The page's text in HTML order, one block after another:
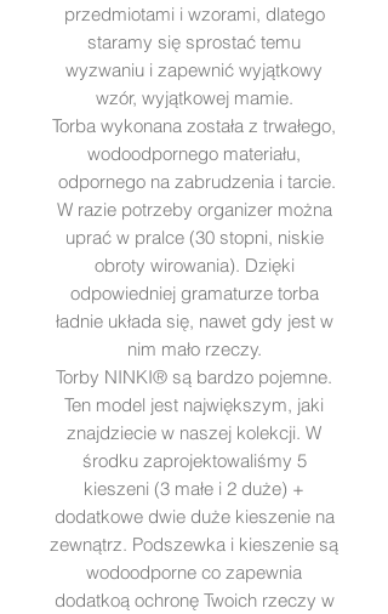
przedmiotami i wzorami, dlatego
staramy się sprostać temu
wyzwaniu i zapewnić wyjątkowy
wzór, wyjątkowej mamie.
Torba wykonana została z trwałego,
wodoodpornego materiału,
odpornego na zabrudzenia i tarcie.
W razie potrzeby organizer można
uprać w pralce (30 stopni, niskie
obroty wirowania). Dzięki
odpowiedniej gramaturze torba
ładnie układa się, nawet gdy jest w
nim mało rzeczy.
Torby NINKI® są bardzo pojemne.
Ten model jest największym, jaki
znajdziecie w naszej kolekcji. W
środku zaprojektowaliśmy 5
kieszeni (3 małe i 2 duże) +
dodatkowe dwie duże kieszenie na
zewnątrz. Podszewka i kieszenie są
wodoodporne co zapewnia
dodatkoą ochronę Twoich rzeczy w